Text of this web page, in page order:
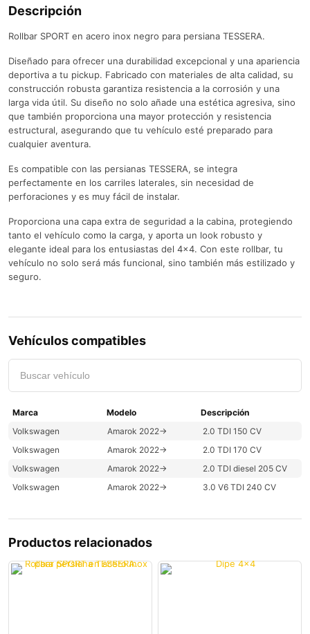
Descripción
Rollbar SPORT en acero inox negro para persiana TESSERA.
Diseñado para ofrecer una durabilidad excepcional y una apariencia
deportiva a tu pickup. Fabricado con materiales de alta calidad, su
construcción robusta garantiza resistencia a la corrosión y una
larga vida útil. Su diseño no solo añade una estética agresiva, sino
que también proporciona una mayor protección y resistencia
estructural, asegurando que tu vehículo esté preparado para
cualquier aventura.
Es compatible con las persianas TESSERA, se integra
perfectamente en los carriles laterales, sin necesidad de
perforaciones y es muy fácil de instalar.
Proporciona una capa extra de seguridad a la cabina, protegiendo
tanto el vehículo como la carga, y aporta un look robusto y
elegante ideal para los entusiastas del 4×4. Con este rollbar, tu
vehículo no solo será más funcional, sino también más estilizado y
seguro.
Vehículos compatibles
Volkswagen Amarok 2022->
2.0 TDI 150 CV
Volkswagen
Amarok 2022->
2.0 TDI 170 CV
Volkswagen
Amarok 2022->
2.0 TDI diesel 205 CV
Volkswagen
Amarok 2022-> 3.0 V6 TDI 240 CV
Productos relacionados